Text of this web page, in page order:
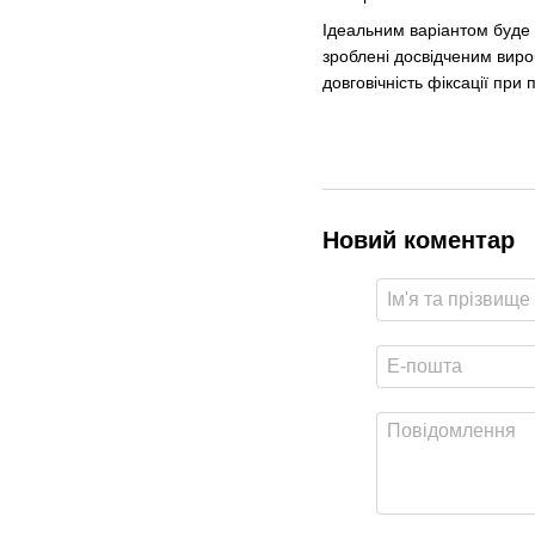
Ідеальним варіантом
зроблені досвідченим
довговічність фіксації
Новий коментар